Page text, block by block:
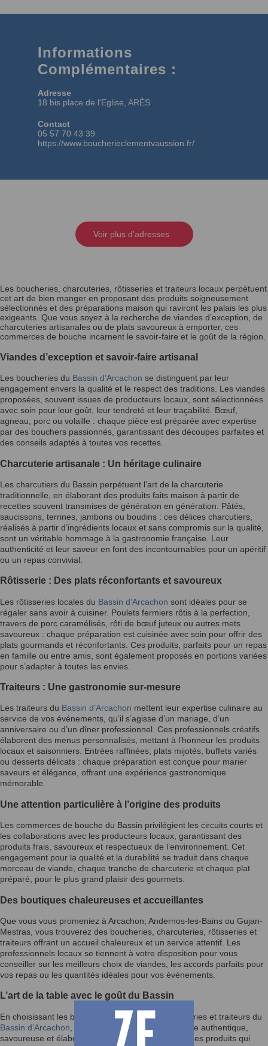
Informations
Complémentaires :
Adresse
18 bis place de l'Eglise, ARÈS
Contact
05 57 70 43 39
https://www.boucherieclementvaussion.fr/
Voir plus d'adresses
Les boucheries, charcuteries, rôtisseries et traiteurs locaux perpétuent
cet art de bien manger en proposant des produits soigneusement
sélectionnés et des préparations maison qui raviront les palais les plus
exigeants. Que vous soyez à la recherche de viandes d’exception, de
charcuteries artisanales ou de plats savoureux à emporter, ces
commerces de bouche incarnent le savoir-faire et le goût de la région.
Viandes d’exception et savoir-faire artisanal
Les boucheries du Bassin d’Arcachon se distinguent par leur
engagement envers la qualité et le respect des traditions. Les viandes
proposées, souvent issues de producteurs locaux, sont sélectionnées
avec soin pour leur goût, leur tendreté et leur traçabilité. Bœuf,
agneau, porc ou volaille : chaque pièce est préparée avec expertise
par des bouchers passionnés, garantissant des découpes parfaites et
des conseils adaptés à toutes vos recettes.
Charcuterie artisanale : Un héritage culinaire
Les charcutiers du Bassin perpétuent l’art de la charcuterie
traditionnelle, en élaborant des produits faits maison à partir de
recettes souvent transmises de génération en génération. Pâtés,
saucissons, terrines, jambons ou boudins : ces délices charcutiers,
réalisés à partir d’ingrédients locaux et sans compromis sur la qualité,
sont un véritable hommage à la gastronomie française. Leur
authenticité et leur saveur en font des incontournables pour un apéritif
ou un repas convivial.
Rôtisserie : Des plats réconfortants et savoureux
Les rôtisseries locales du Bassin d’Arcachon sont idéales pour se
régaler sans avoir à cuisiner. Poulets fermiers rôtis à la perfection,
travers de porc caramélisés, rôti de bœuf juteux ou autres mets
savoureux : chaque préparation est cuisinée avec soin pour offrir des
plats gourmands et réconfortants. Ces produits, parfaits pour un repas
en famille ou entre amis, sont également proposés en portions variées
pour s’adapter à toutes les envies.
Traiteurs : Une gastronomie sur-mesure
Les traiteurs du Bassin d’Arcachon mettent leur expertise culinaire au
service de vos événements, qu’il s’agisse d’un mariage, d’un
anniversaire ou d’un dîner professionnel. Ces professionnels créatifs
élaborent des menus personnalisés, mettant à l’honneur les produits
locaux et saisonniers. Entrées raffinées, plats mijotés, buffets variés
ou desserts délicats : chaque préparation est conçue pour marier
saveurs et élégance, offrant une expérience gastronomique
mémorable.
Une attention particulière à l’origine des produits
Les commerces de bouche du Bassin privilégient les circuits courts et
les collaborations avec les producteurs locaux, garantissant des
produits frais, savoureux et respectueux de l’environnement. Cet
engagement pour la qualité et la durabilité se traduit dans chaque
morceau de viande, chaque tranche de charcuterie et chaque plat
préparé, pour le plus grand plaisir des gourmets.
Des boutiques chaleureuses et accueillantes
Que vous vous promeniez à Arcachon, Andernos-les-Bains ou Gujan-
Mestras, vous trouverez des boucheries, charcuteries, rôtisseries et
traiteurs offrant un accueil chaleureux et un service attentif. Les
professionnels locaux se tiennent à votre disposition pour vous
conseiller sur les meilleurs choix de viandes, les accords parfaits pour
vos repas ou les quantités idéales pour vos événements.
L’art de la table avec le goût du Bassin
En choisissant les boucheries, charcuteries, rôtisseries et traiteurs du
Bassin d’Arcachon , vous faites le choix d’une cuisine authentique,
savoureuse et élaborée avec passion. Découvrez des produits qui